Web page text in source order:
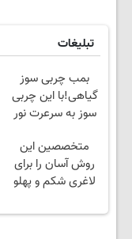
تبلیغات
بمب چربی سوز
گیاهی!با این چربی
سوز به سرعرت نور
بهداشت
متخصصین این
روش آسان را برای
لاغری شکم و پهلو